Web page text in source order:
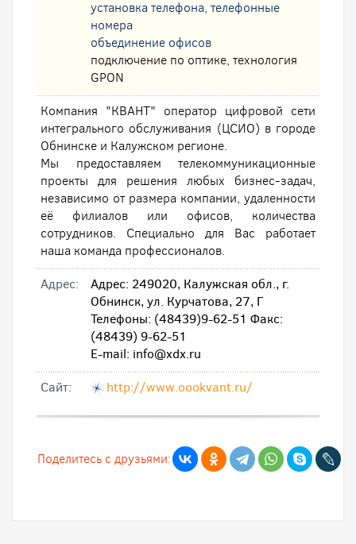
установка телефона, телефонные
номера
oбъединение офисов
подключение по оптике, технология
GPON
Компания "КВАНТ" оператор цифровой сети
интегрального обслуживания (ЦСИО) в городе
Обнинске и Калужском регионе.
Мы предоставляем телекоммуникационные
проекты для решения любых бизнес-задач,
независимо от размера компании, удаленности
её филиалов или офисов, количества
сотрудников. Специально для Вас работает
наша команда профессионалов.
Адрес:
Адрес: 249020, Калужская обл., г.
Обнинск, ул. Курчатова, 27, Г
Телефоны: (48439)9-62-51 Факс:
(48439) 9-62-51
E-mail: info@xdx.ru
Cайт:
http://www.oookvant.ru/
Поделитесь с друзьями: